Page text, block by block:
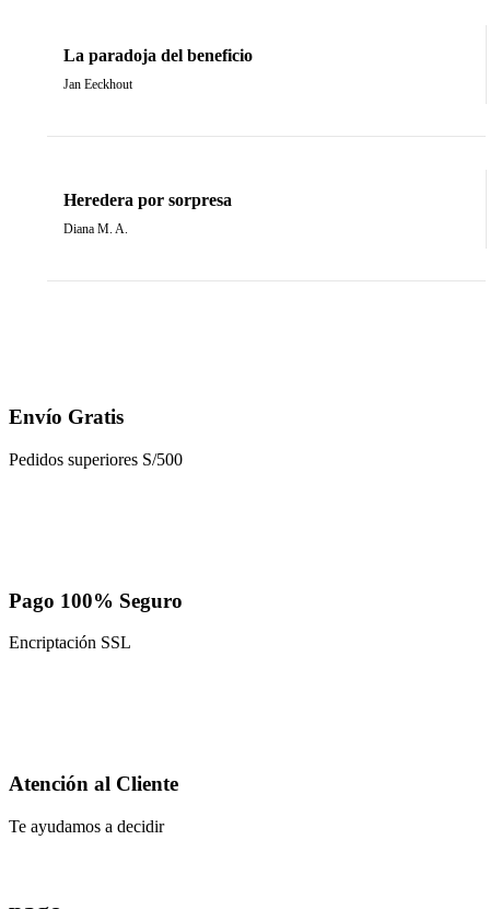
La paradoja del beneficio
Jan Eeckhout
Heredera por sorpresa
Diana M. A.
Envío Gratis
Pedidos superiores S/500
Pago 100% Seguro
Encriptación SSL
Atención al Cliente
Te ayudamos a decidir